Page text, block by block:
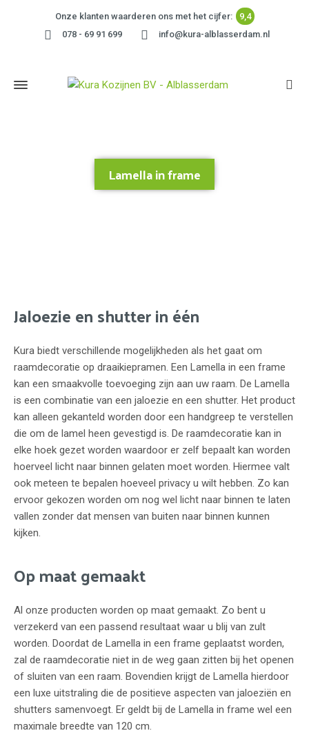
Onze klanten waarderen ons met het cijfer:
9,4
078 - 69 91 699
info@kura-alblasserdam.nl
Lamella in frame
Jaloezie en shutter in één
Kura biedt verschillende mogelijkheden als het gaat om
raamdecoratie op draaikiepramen. Een Lamella in een frame
kan een smaakvolle toevoeging zijn aan uw raam. De Lamella
is een combinatie van een jaloezie en een shutter. Het product
kan alleen gekanteld worden door een handgreep te verstellen
die om de lamel heen gevestigd is. De raamdecoratie kan in
elke hoek gezet worden waardoor er zelf bepaalt kan worden
hoerveel licht naar binnen gelaten moet worden. Hiermee valt
ook meteen te bepalen hoeveel privacy u wilt hebben. Zo kan
ervoor gekozen worden om nog wel licht naar binnen te laten
vallen zonder dat mensen van buiten naar binnen kunnen
kijken.
Op maat gemaakt
Al onze producten worden op maat gemaakt. Zo bent u
verzekerd van een passend resultaat waar u blij van zult
worden. Doordat de Lamella in een frame geplaatst worden,
zal de raamdecoratie niet in de weg gaan zitten bij het openen
of sluiten van een raam. Bovendien krijgt de Lamella hierdoor
een luxe uitstraling die de positieve aspecten van jaloeziën en
shutters samenvoegt. Er geldt bij de Lamella in frame wel een
maximale breedte van 120 cm.